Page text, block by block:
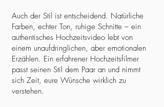
Auch der Stil ist entscheidend. Natürliche
Farben, echter Ton, ruhige Schnitte – ein
authentisches Hochzeitsvideo lebt von
einem unaufdringlichen, aber emotionalen
Erzählen. Ein erfahrener Hochzeitsfilmer
passt seinen Stil dem Paar an und nimmt
sich Zeit, eure Wünsche wirklich zu
verstehen.